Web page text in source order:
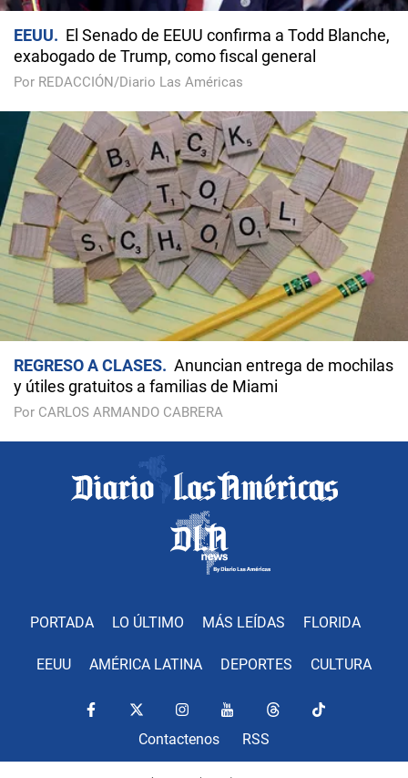
EEUU
El Senado de EEUU confirma a Todd Blanche,
exabogado de Trump, como fiscal general
Por REDACCIÓN/Diario Las Américas
REGRESO A CLASES
Anuncian entrega de mochilas
y útiles gratuitos a familias de Miami
Por CARLOS ARMANDO CABRERA
PORTADA LO ÚLTIMO MÁS LEÍDAS FLORIDA
EEUU AMÉRICA LATINA DEPORTES CULTURA
Contactenos RSS